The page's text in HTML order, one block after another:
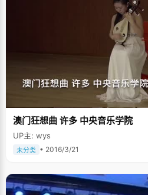
澳门狂想曲 许多 中央音乐学院
UP主: wys
未分类 • 2016/3/21